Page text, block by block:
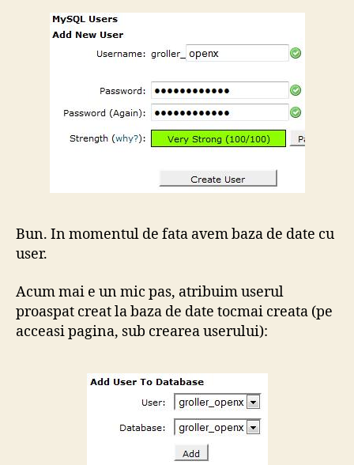
Bun. In momentul de fata avem baza de date cu
user.
Acum mai e un mic pas, atribuim userul
proaspat creat la baza de date tocmai creata (pe
acceasi pagina, sub crearea userului):